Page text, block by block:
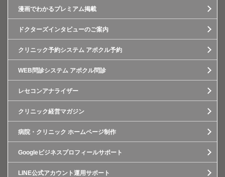
漫画でわかるプレミアム掲載
ドクターズインタビューのご案内
クリニック予約システム アポクル予約
WEB問診システム アポクル問診
レセコンアナライザー
クリニック経営マガジン
病院・クリニック ホームページ制作
Googleビジネスプロフィールサポート
LINE公式アカウント運用サポート